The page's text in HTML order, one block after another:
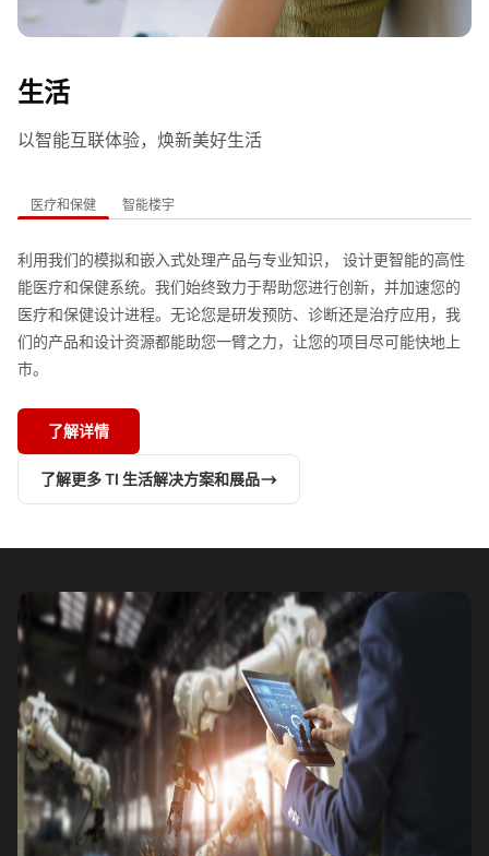
生活
以智能互联体验，焕新美好生活
医疗和保健 智能楼宇
利用我们的模拟和嵌入式处理产品与专业知识， 设计更智能的高性
能医疗和保健系统。我们始终致力于帮助您进行创新，并加速您的
医疗和保健设计进程。无论您是研发预防、诊断还是治疗应用，我
们的产品和设计资源都能助您一臂之力，让您的项目尽可能快地上
市。
了解详情
了解更多 TI 生活解决方案和展品